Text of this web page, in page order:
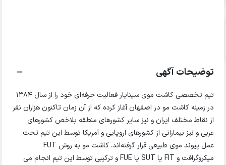
توضیحات آگهی
تیم تخصصی کاشت موی سینایار فعالیت حرفه‌ای خود را از سال ۱۳۸۴
در زمینه کاشت مو در اصفهان آغاز کرده که از آن زمان تاکنون هزاران نفر
از نقاط مختلف ایران و نیز سایر کشورهای منطقه بلاخص کشورهای
عربی و نیز بیمارانی از کشورهای اروپایی و آمریکا توسط این تیم تحت
عمل پیوند موی طبیعی قرار گرفته‌اند. کاشت مو به روش FUT
میکروگرافت و FIT یا SUT یا FUE و ترکیبی توسط این تیم انجام می